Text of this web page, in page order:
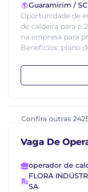
Guaramirim / SC
Oportunidade de
de caldeira para o
na empresa para
Benefícios: plano
Confira outras
Vaga De
operador de
FLORA
SA